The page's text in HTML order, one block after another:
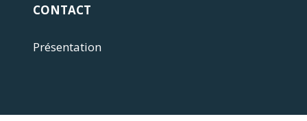
CONTACT
Présentation